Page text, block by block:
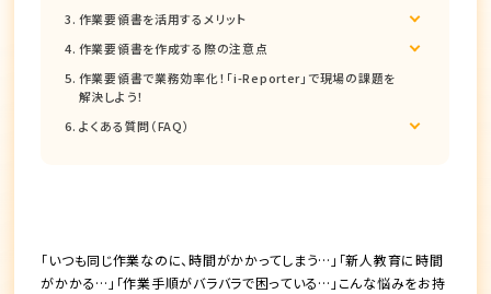
作業要領書を活用するメリット
作業要領書を作成する際の注意点
作業要領書で業務効率化！「i-Reporter」で現場の課題を
解決しよう！
よくある質問（FAQ）
「いつも同じ作業なのに、時間がかかってしまう…」「新人教育に時間
がかかる…」「作業手順がバラバラで困っている…」こんな悩みをお持